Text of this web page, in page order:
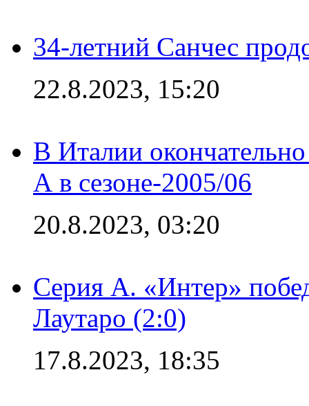
34-летний Санчес
22.8.2023, 15:20
В Италии
А в сезоне-2005/06
20.8.2023, 03:20
Серия А. «Интер»
Лаутаро (2:0)
17.8.2023, 18:35